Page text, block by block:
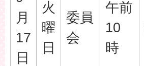
月
17
日
火
曜
日
委員
会
午前
10
時